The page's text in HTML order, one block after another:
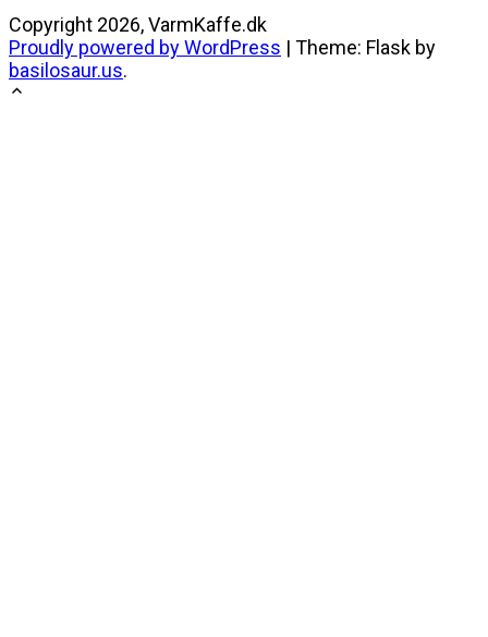
navigation
Copyright 2026, VarmKaffe.dk
Proudly powered by WordPress | Theme: Flask by
basilosaur.us.